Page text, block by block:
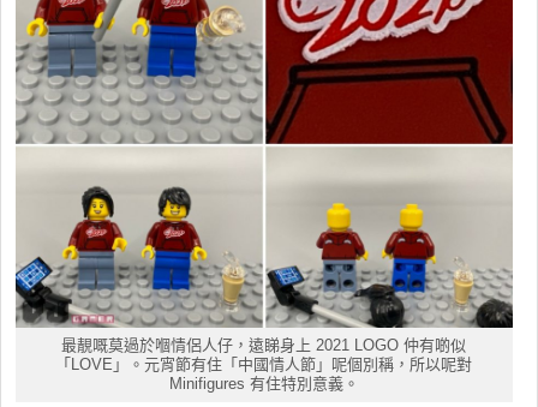
最靚嘅莫過於嗰情侶人仔，遠睇身上 2021 LOGO 仲有啲似
「LOVE」。元宵節有住「中國情人節」呢個別稱，所以呢對
Minifigures 有住特別意義。